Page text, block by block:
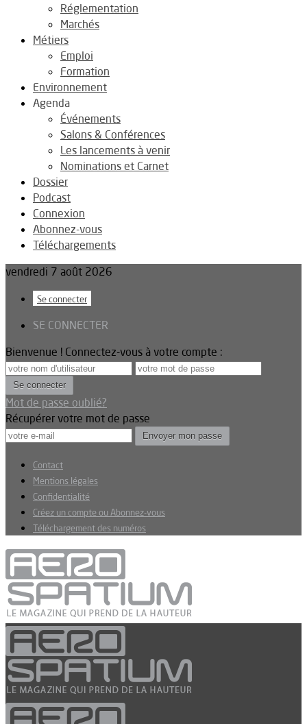
Réglementation
Marchés
Métiers
Emploi
Formation
Environnement
Agenda
Événements
Salons & Conférences
Les lancements à venir
Nominations et Carnet
Dossier
Podcast
Connexion
Abonnez-vous
Téléchargements
vendredi 7 août 2026
Se connecter
SE CONNECTER
Bienvenue ! Connectez-vous à votre compte :
Mot de passe oublié?
Récupérer votre mot de passe
Contact
Mentions légales
Confidentialité
Créez un compte ou Abonnez-vous
Téléchargement des numéros